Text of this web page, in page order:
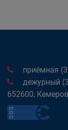
приёмная
дежурный
652600,